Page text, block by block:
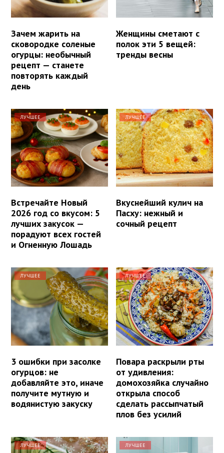
Зачем жарить на
сковородке соленые
огурцы: необычный
рецепт — станете
повторять каждый
день
Женщины сметают с
полок эти 5 вещей:
тренды весны
ЛУЧШЕЕ
Встречайте Новый
2026 год со вкусом: 5
лучших закусок —
порадуют всех гостей
и Огненную Лошадь
ЛУЧШЕЕ
Вкуснейший кулич на
Пасху: нежный и
сочный рецепт
ЛУЧШЕЕ
3 ошибки при засолке
огурцов: не
добавляйте это, иначе
получите мутную и
водянистую закуску
ЛУЧШЕЕ
Повара раскрыли рты
от удивления:
домохозяйка случайно
открыла способ
сделать рассыпчатый
плов без усилий
ЛУЧШЕЕ ЛУЧШЕЕ